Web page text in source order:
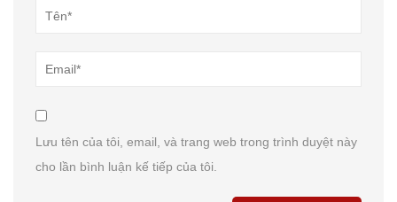
Lưu tên của tôi, email, và trang web trong trình duyệt này
cho lần bình luận kế tiếp của tôi.